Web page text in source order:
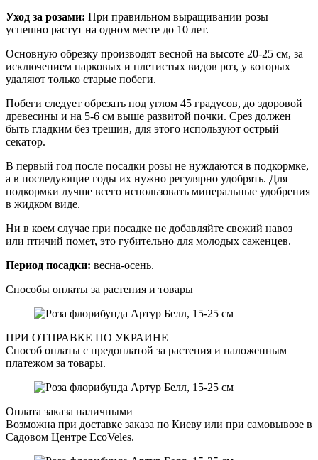
Уход за розами: При правильном выращивании розы
успешно растут на одном месте до 10 лет.
Основную обрезку производят весной на высоте 20-25 см, за
исключением парковых и плетистых видов роз, у которых
удаляют только старые побеги.
Побеги следует обрезать под углом 45 градусов, до здоровой
древесины и на 5-6 см выше развитой почки. Срез должен
быть гладким без трещин, для этого используют острый
секатор.
В первый год после посадки розы не нуждаются в подкормке,
а в последующие годы их нужно регулярно удобрять. Для
подкормки лучше всего использовать минеральные удобрения
в жидком виде.
Ни в коем случае при посадке не добавляйте свежий навоз
или птичий помет, это губительно для молодых саженцев.
Период посадки: весна-осень.
Способы оплаты за растения и товары
ПРИ ОТПРАВКЕ ПО УКРАИНЕ
Способ оплаты с предоплатой за растения и наложенным
платежом за товары.
Оплата заказа наличными
Возможна при доставке заказа по Киеву или при самовывозе в
Садовом Центре EcoVeles.